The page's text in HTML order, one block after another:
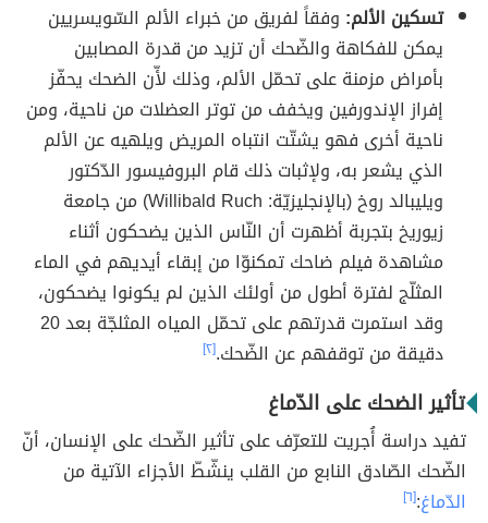
تسكين الألم: وفقاََ لفريق من خبراء الألم السّويسريين
يمكن للفكاهة والضّحك أن تزيد من قدرة المصابين
بأمراض مزمنة على تحمّل الألم، وذلك لأّن الضحك يحفّز
إفراز الإندورفين ويخفف من توتر العضلات من ناحية، ومن
ناحية أخرى فهو يشتّت انتباه المريض ويلهيه عن الألم
الذي يشعر به، ولإثبات ذلك قام البروفيسور الدّكتور
ويليبالد روخ (بالإنجليزيّة: Willibald Ruch) من جامعة
زيوريخ بتجربة أظهرت أن النّاس الذين يضحكون أثناء
مشاهدة فيلم ضاحك تمكنوّا من إبقاء أيديهم في الماء
المثلّج لفترة أطول من أولئك الذين لم يكونوا يضحكون،
وقد استمرت قدرتهم على تحمّل المياه المثلجّة بعد 20
دقيقة من توقفهم عن الضّحك.[٢]
تأثير الضحك على الدّماغ
تفيد دراسة أُجريت للتعرّف على تأثير الضّحك على الإنسان، أنّ
الضّحك الصّادق النابع من القلب ينشّطّ الأجزاء الآتية من
الدّماغ:[٦]